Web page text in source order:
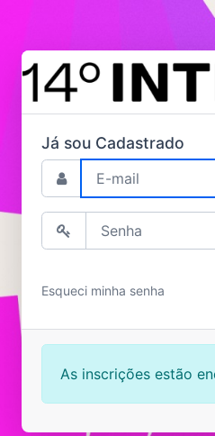
Já sou Cadastrado
Esqueci minha senha
As inscrições estão